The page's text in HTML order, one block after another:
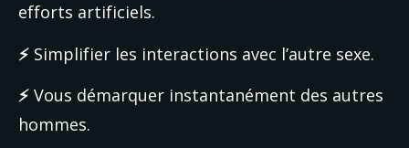
efforts artificiels.
⚡ Simplifier les interactions avec l’autre sexe.
⚡ Vous démarquer instantanément des autres
hommes.